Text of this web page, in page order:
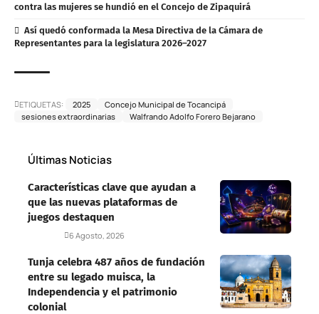
contra las mujeres se hundió en el Concejo de Zipaquirá
Así quedó conformada la Mesa Directiva de la Cámara de
Representantes para la legislatura 2026–2027
ETIQUETAS: 2025
Concejo Municipal de Tocancipá
sesiones extraordinarias
Walfrando Adolfo Forero Bejarano
Últimas Noticias
Características clave que ayudan a
que las nuevas plataformas de
juegos destaquen
6 Agosto, 2026
Tunja celebra 487 años de fundación
entre su legado muisca, la
Independencia y el patrimonio
colonial